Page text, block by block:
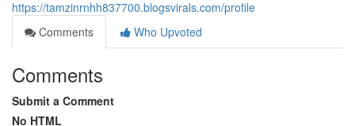
https://tamzinrnhh837700.blogsvirals.com/profile
Comments
Who Upvoted
Comments
Submit a Comment
No HTML